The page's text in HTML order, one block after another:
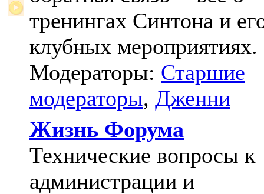
тренингах Синтона и
клубных мероприятиях.
Модераторы: Старшие
модераторы, Дженни
Жизнь Форума
Технические вопросы к
администрации и